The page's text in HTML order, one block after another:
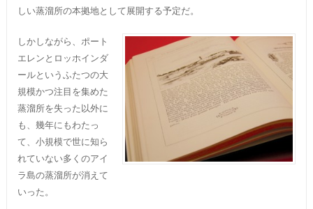
しい蒸溜所の本拠地として展開する予定だ。
しかしながら、ポート
エレンとロッホインダ
ールというふたつの大
規模かつ注目を集めた
蒸溜所を失った以外に
も、幾年にもわたっ
て、小規模で世に知ら
れていない多くのアイ
ラ島の蒸溜所が消えて
いった。